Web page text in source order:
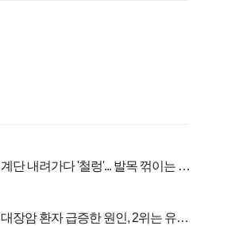
계단 내려가다 '철렁'... 발목 꺾이는 이
대장암 환자 급증한 원인, 2위는 유산